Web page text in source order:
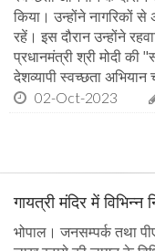
किया। उन्होंने नागरिकों
रहें। इस दौरान उन्होंने
प्रधानमंत्री श्री मोदी
देशव्यापी स्वच्छता अभियान
02-Oct-2023
गायत्री मंदिर में विभिन्न
भोपाल। जनसम्पर्क तथा